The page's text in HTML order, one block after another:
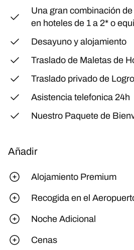
Una gran combinación
en hoteles de 1 a 2* o
Desayuno y alojamiento
Traslado de Maletas de
Traslado privado de
Asistencia telefonica 24h
Nuestro Paquete de
Añadir
Alojamiento Premium
Recogida en el
Noche Adicional
Cenas